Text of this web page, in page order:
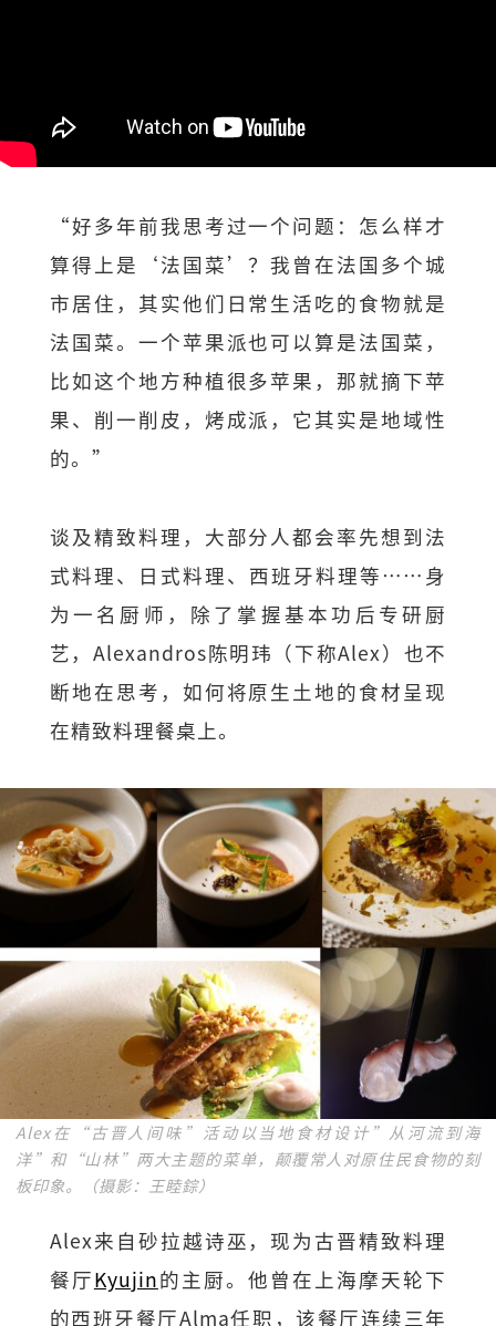
“好多年前我思考过一个问题：怎么样才
算得上是‘法国菜’？我曾在法国多个城
市居住，其实他们日常生活吃的食物就是
法国菜。一个苹果派也可以算是法国菜，
比如这个地方种植很多苹果，那就摘下苹
果、削一削皮，烤成派，它其实是地域性
的。”
谈及精致料理，大部分人都会率先想到法
式料理、日式料理、西班牙料理等……身
为一名厨师，除了掌握基本功后专研厨
艺，Alexandros陈明玮（下称Alex）也不
断地在思考，如何将原生土地的食材呈现
在精致料理餐桌上。
Alex在“古晋人间味”活动以当地食材设计”从河流到海
洋”和“山林”两大主题的菜单，颠覆常人对原住民食物的刻
板印象。（摄影：王睦錝）
Alex来自砂拉越诗巫，现为古晋精致料理
餐厅Kyujin的主厨。他曾在上海摩天轮下
的西班牙餐厅Alma任职，该餐厅连续三年